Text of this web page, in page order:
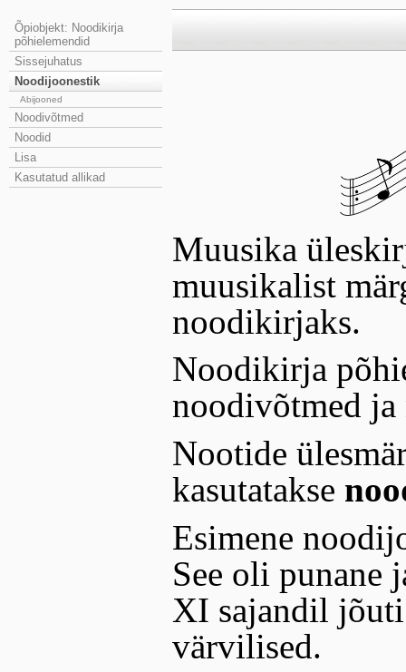
Õpiobjekt: Noodikirja
põhielemendid
Sissejuhatus
Noodijoonestik
Abijooned
Noodivõtmed
Noodid
Lisa
Kasutatud allikad
Muusika
muusikalist
noodikirjaks.
Noodikirja
noodivõtmed
Nootide
kasutatakse
Esimene
See oli punane
XI sajandil
värvilised.